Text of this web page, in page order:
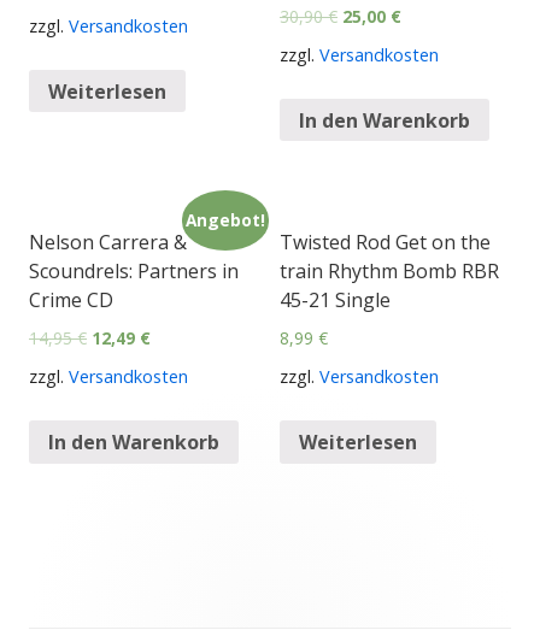
zzgl. Versandkosten
Weiterlesen
30,90€ 25,00 €
zzgl. Versandkosten
In den Warenkorb
Angebot!
Nelson Carrera &
Scoundrels: Partners in
Crime CD
14,95€ 12,49 €
zzgl. Versandkosten
In den Warenkorb
Twisted Rod Get on the
train Rhythm Bomb RBR
45-21 Single
8,99 €
zzgl. Versandkosten
Weiterlesen